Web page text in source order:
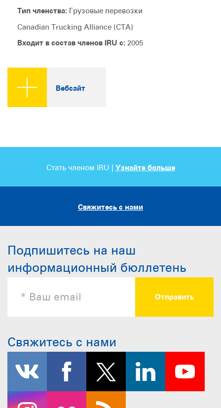
Тип членства: Грузовые перевозки
Canadian Trucking Alliance (CTA)
Входит в состав членов IRU с: 2005
Вебсайт
Стать членом IRU | Узнайте больше
Свяжитесь с нами
Подпишитесь на наш
информационный бюллетень
Свяжитесь с нами